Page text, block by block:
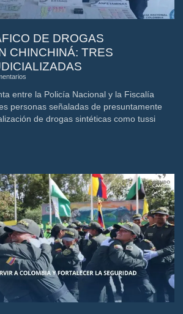
DE DROGAS
CHINCHINÁ: TRES
entre la Policía Nacional y la Fiscalía
personas señaladas de presuntamente
de drogas sintéticas como tussi